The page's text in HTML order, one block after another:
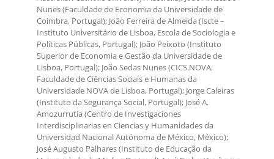
Nunes (Faculdade de Economia da Universidade de
Coimbra, Portugal); João Ferreira de Almeida (Iscte –
Instituto Universitário de Lisboa, Escola de Sociologia e
Políticas Públicas, Portugal); João Peixoto (Instituto
Superior de Economia e Gestão da Universidade de
Lisboa, Portugal); João Sedas Nunes (CICS.NOVA,
Faculdade de Ciências Sociais e Humanas da
Universidade NOVA de Lisboa, Portugal); Jorge Caleiras
(Instituto da Segurança Social, Portugal); José A.
Amozurrutia (Centro de Investigaciones
Interdisciplinarias en Ciencias y Humanidades da
Universidad Nacional Autónoma de México, México);
José Augusto Palhares (Instituto de Educação da